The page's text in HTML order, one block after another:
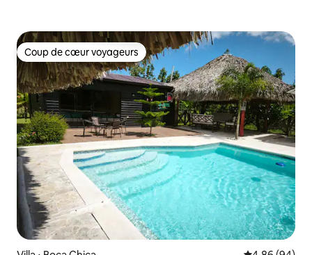
Coup de cœur voyageurs
Coup de cœur voyageurs